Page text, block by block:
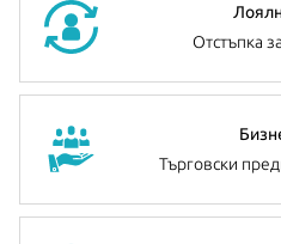
Отстъпка
Търговски